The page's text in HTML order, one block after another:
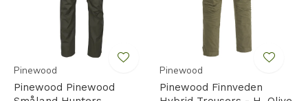
Pinewood
Pinewood Pinewood
Pinewood
Pinewood Finnveden